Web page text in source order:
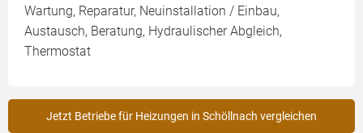
Wartung, Reparatur, Neuinstallation / Einbau,
Austausch, Beratung, Hydraulischer Abgleich,
Thermostat
Jetzt Betriebe für Heizungen in Schöllnach vergleichen